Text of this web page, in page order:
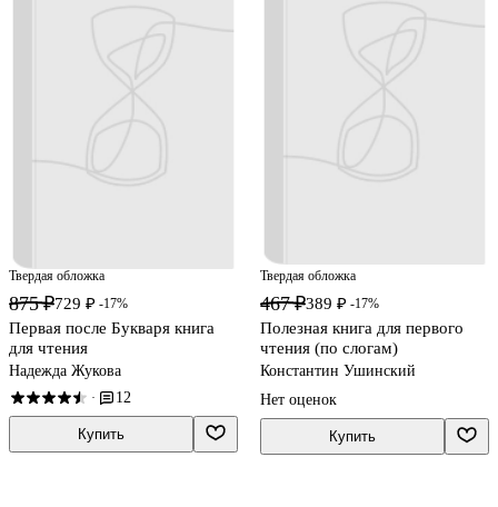
Твердая обложка
875 ₽729 ₽ -17%
Первая после Букваря книга
для чтения
Надежда Жукова
· 12
Купить
Твердая обложка
467 ₽389 ₽ -17%
Полезная книга для первого
чтения (по слогам)
Константин Ушинский
Нет оценок
Купить